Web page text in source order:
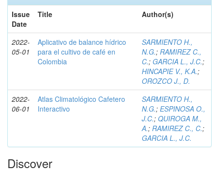
Issue
Date
Title Author(s)
2022-
05-01
Aplicativo de balance hídrico
para el cultivo de café en
Colombia
SARMIENTO H.,
N.G.; RAMIREZ C.,
C.; GARCIA L., J.C.;
HINCAPIE V., K.A.;
OROZCO J., D.
2022-
06-01
Atlas Climatológico Cafetero
Interactivo
SARMIENTO H.,
N.G.; ESPINOSA O.,
J.C.; QUIROGA M.,
A.; RAMIREZ C., C.;
GARCIA L., J.C.
Discover